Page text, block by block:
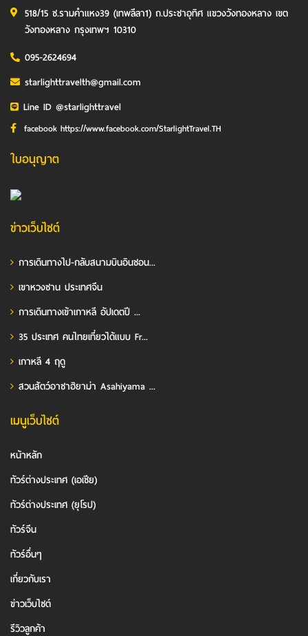
518/15 ซ.รามคำแหง39 (เทพลีลา1) ถ.ประชาอุทิศ แขวงวังทองหลาง เขต
วังทองหลาง กรุงเทพฯ 10310
095-2624694
starlighttravelth@gmail.com
Line ID @starlighttravel
facebook https://www.facebook.com/StarlightTravel.TH
ใบอนุญาต
ข่าวเว็บไซต์
การเดินทางไป-กลับสนามบินอินชอน...
เขาหวงซาน ประเทศจีน
การเดินทางเข้าเกาหลี อัปเดตปี ...
35 ประเทศ คนไทยเที่ยวได้แบบ Fr...
เกาหลี 4 ฤดู
สวนสัตว์อาซาฮิยาม่า Asahiyama ...
เมนูเว็บไซต์
หน้าหลัก
ทัวร์ต่างประเทศ (เอเชีย)
ทัวร์ต่างประเทศ (ยุโรป)
ทัวร์จีน
ทัวร์อื่นๆ
เกี่ยวกับเรา
ข่าวเว็บไซต์
รีวิวลูกค้า